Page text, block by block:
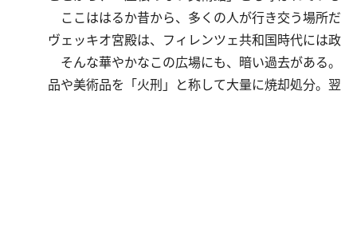
ここははるか昔から、多くの人が行き交う場所
ヴェッキオ宮殿は、フィレンツェ共和国時代には
そんな華やかなこの広場にも、暗い過去がある
品や美術品を「火刑」と称して大量に焼却処分。